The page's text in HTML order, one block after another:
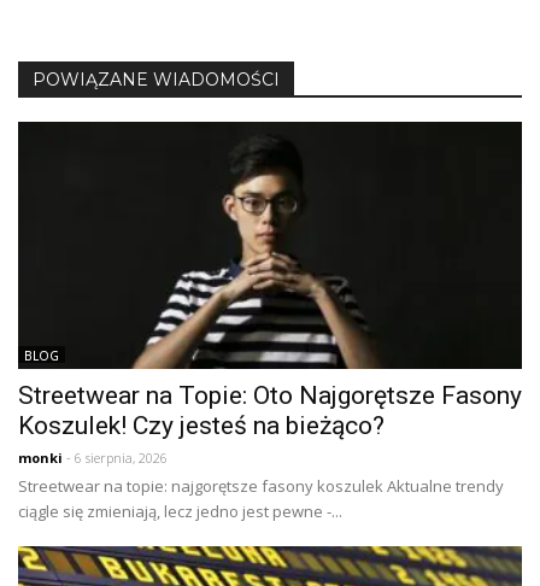
POWIĄZANE WIADOMOŚCI
BLOG
Streetwear na Topie: Oto Najgorętsze Fasony
Koszulek! Czy jesteś na bieżąco?
monki - 6 sierpnia, 2026
Streetwear na topie: najgorętsze fasony koszulek Aktualne trendy
ciągle się zmieniają, lecz jedno jest pewne -...